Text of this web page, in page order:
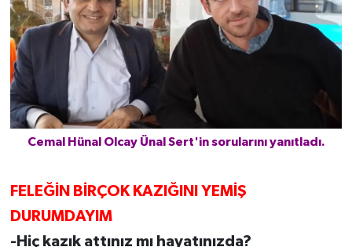
Cemal Hünal Olcay Ünal Sert'in sorularını yanıtladı.
FELEĞİN BİRÇOK KAZIĞINI YEMİŞ
DURUMDAYIM
-Hiç kazık attınız mı hayatınızda?